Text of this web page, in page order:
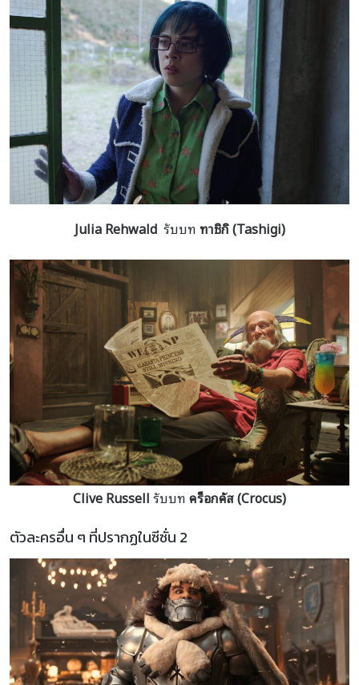
Julia Rehwald รับบททาชิกิ (Tashigi)
Clive Russellรับบทคร็อกคัส (Crocus)
ตัวละครอื่น ๆ ที่ปรากฏในซีซั่น 2